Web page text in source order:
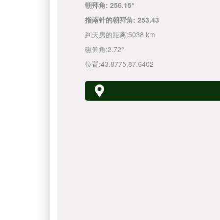
朝拜角: 256.15°
指南针的朝拜角: 253.43
到天房的距离:5038 km
磁偏角:2.72°
位置:43.8775,87.6402